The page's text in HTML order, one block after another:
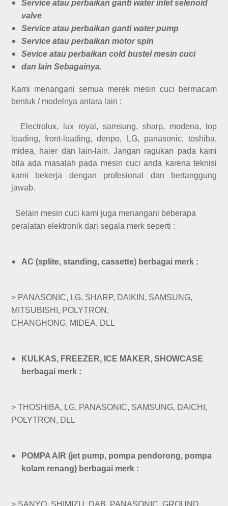
Service atau perbaikan ganti water inlet selenoid
valve
Service atau perbaikan ganti water pump
Service atau perbaikan motor spin
Sevice atau perbaikan cold bustel mesin cuci
dan lain Sebagainya.
Kami menangani semua merek mesin cuci bermacam
bentuk / modelnya antara lain :
Electrolux, lux royal, samsung, sharp, modena, top
loading, front-loading, denpo, LG, panasonic, toshiba,
midea, haier dan lain-lain. Jangan ragukan pada kami
bila ada masalah pada mesin cuci anda karena teknisi
kami bekerja dengan profesional dan bertanggung
jawab.
Selain mesin cuci kami juga menangani beberapa
peralatan elektronik dari segala merk seperti :
AC (splite, standing, cassette) berbagai merk :
> PANASONIC, LG, SHARP, DAIKIN, SAMSUNG,
MITSUBISHI, POLYTRON,
CHANGHONG, MIDEA, DLL
KULKAS, FREEZER, ICE MAKER, SHOWCASE
berbagai merk :
> THOSHIBA, LG, PANASONIC, SAMSUNG, DAICHI,
POLYTRON, DLL
POMPA AIR (jet pump, pompa pendorong, pompa
kolam renang) berbagai merk :